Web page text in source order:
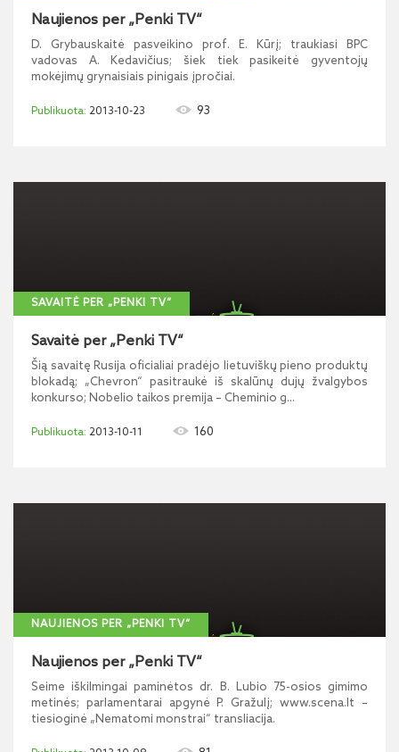
Naujienos per „Penki TV“
D. Grybauskaitė pasveikino prof. E. Kūrį; traukiasi BPC
vadovas A. Kedavičius; šiek tiek pasikeitė gyventojų
mokėjimų grynaisiais pinigais įpročiai.
2013-10-23 93
SAVAITĖ PER „PENKI TV“
Savaitė per „Penki TV“
Šią savaitę Rusija oficialiai pradėjo lietuviškų pieno produktų
blokadą; „Chevron“ pasitraukė iš skalūnų dujų žvalgybos
konkurso; Nobelio taikos premija – Cheminio g...
2013-10-11 160
NAUJIENOS PER „PENKI TV“
Naujienos per „Penki TV“
Seime iškilmingai paminėtos dr. B. Lubio 75-osios gimimo
metinės; parlamentarai apgynė P. Gražulį; www.scena.lt –
tiesioginė „Nematomi monstrai“ transliacija.